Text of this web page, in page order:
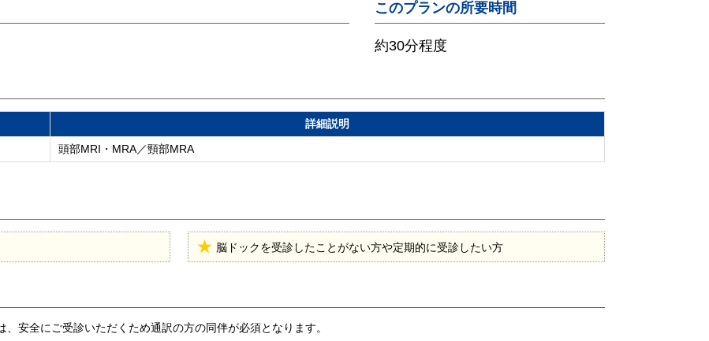
このプランの所要時間
約30分程度
詳細説明
頭部MRI・MRA／頸部MRA
脳ドックを受診したことがない方や定期的に受診したい方
安全にご受診いただくため通訳の方の同伴が必須となります。